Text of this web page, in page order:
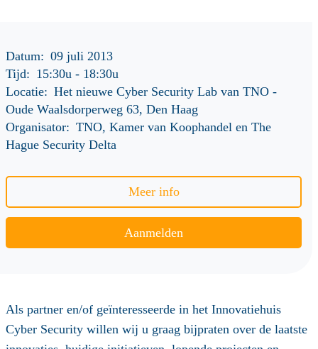
Datum: 09 juli 2013
Tijd: 15:30u- 18:30u
Locatie: Het nieuwe Cyber Security Lab van TNO -
Oude Waalsdorperweg 63, Den Haag
Organisator: TNO, Kamer van Koophandel en The
Hague Security Delta
Meer info
Aanmelden
Als partner en/of geïnteresseerde in het Innovatiehuis
Cyber Security willen wij u graag bijpraten over de laatste